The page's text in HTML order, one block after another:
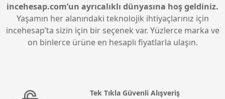
incehesap.com’un ayrıcalıklı dünyasına hoş geldiniz.
Yaşamın her alanındaki teknolojik ihtiyaçlarınız için
incehesap’ta sizin için bir seçenek var. Yüzlerce marka ve
on binlerce ürüne en hesaplı fiyatlarla ulaşın.
Tek Tıkla Güvenli Alışveriş